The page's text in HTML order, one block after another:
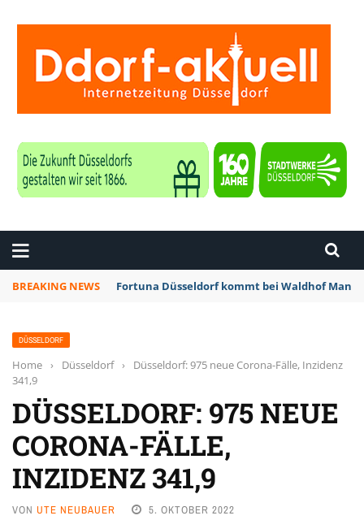
BREAKING NEWS Fortuna Düsseldorf kommt bei Waldhof
DÜSSELDORF
Home › Düsseldorf ›
Düsseldorf: 975 neue Corona-Fälle, Inzidenz
341,9
DÜSSELDORF: 975 NEUE
CORONA-FÄLLE,
INZIDENZ 341,9
VON UTE NEUBAUER 5. OKTOBER 2022